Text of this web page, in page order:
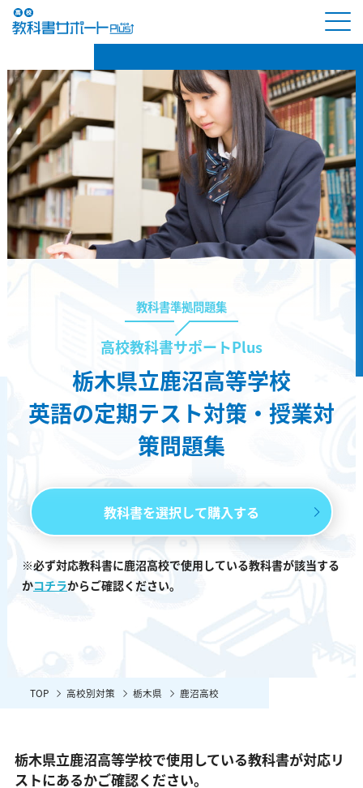
教科書準拠問題集
高校教科書サポートPlus
栃木県立鹿沼高等学校
英語の定期テスト対策・授業対
策問題集
教科書を選択して購入する
※必ず対応教科書に鹿沼高校で使用している教科書が該当する
かコチラからご確認ください。
TOP 高校別対策 栃木県 鹿沼高校
栃木県立鹿沼高等学校で使用している教科書が対応リ
ストにあるかご確認ください。